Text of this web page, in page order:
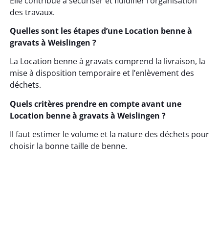
des travaux.
Quelles sont les étapes d’une Location benne à
gravats à Weislingen ?
La Location benne à gravats comprend la livraison, la
mise à disposition temporaire et l’enlèvement des
déchets.
Quels critères prendre en compte avant une
Location benne à gravats à Weislingen ?
Il faut estimer le volume et la nature des déchets pour
choisir la bonne taille de benne.